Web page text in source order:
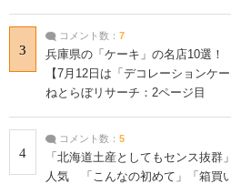
3
コメント数： 7
兵庫県の「ケーキ」の名店10選
【7月12日は「デコレーションケ
ねとらぼリサーチ：2ページ目
4
コメント数： 5
「北海道土産としてもセンス抜群
人気 「こんなの初めて」「箱買